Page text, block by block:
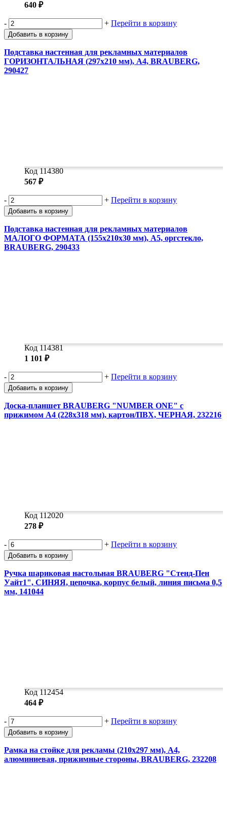
640 ₽
- + Перейти в корзину
Добавить в корзину
Подставка настенная для рекламных материалов
ГОРИЗОНТАЛЬНАЯ (297х210 мм), А4, BRAUBERG,
290427
Код 114380
567 ₽
- + Перейти в корзину
Добавить в корзину
Подставка настенная для рекламных материалов
МАЛОГО ФОРМАТА (155х210х30 мм), А5, оргстекло,
BRAUBERG, 290433
Код 114381
1 101 ₽
- + Перейти в корзину
Добавить в корзину
Доска-планшет BRAUBERG "NUMBER ONE" с
прижимом А4 (228х318 мм), картон/ПВХ, ЧЕРНАЯ, 232216
Код 112020
278 ₽
- + Перейти в корзину
Добавить в корзину
Ручка шариковая настольная BRAUBERG "Стенд-Пен
Уайт1", СИНЯЯ, цепочка, корпус белый, линия письма 0,5
мм, 141044
Код 112454
464 ₽
- + Перейти в корзину
Добавить в корзину
Рамка на стойке для рекламы (210х297 мм), А4,
алюминиевая, прижимные стороны, BRAUBERG, 232208